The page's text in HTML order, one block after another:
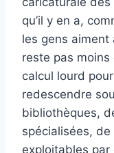
qu’il y en a,
les gens aiment
reste pas moins
calcul lourd
redescendre
bibliothèques,
spécialisées,
exploitables